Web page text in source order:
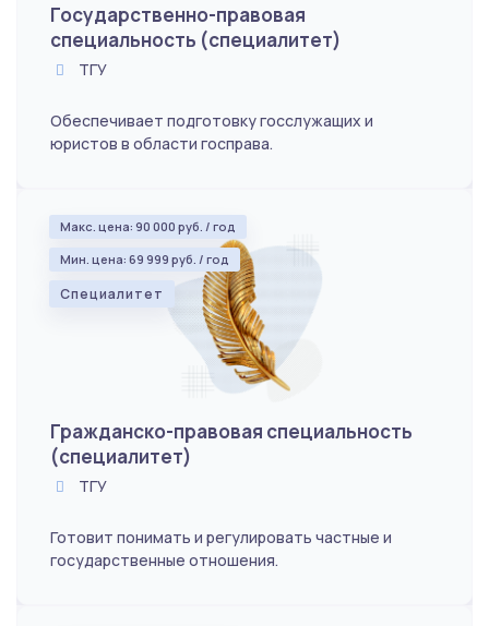
Государственно-правовая
специальность (специалитет)
ТГУ
Обеспечивает подготовку госслужащих и
юристов в области госправа.
Макс. цена: 90 000 руб. / год
Мин. цена: 69 999 руб. / год
Специалитет
Гражданско-правовая специальность
(специалитет)
ТГУ
Готовит понимать и регулировать частные и
государственные отношения.